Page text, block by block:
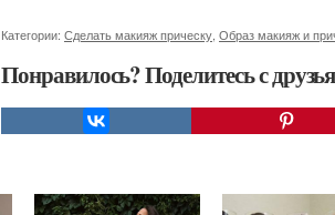
Категории: Сделать макияж прическу Образ макияж и
Понравилось? Поделитесь с